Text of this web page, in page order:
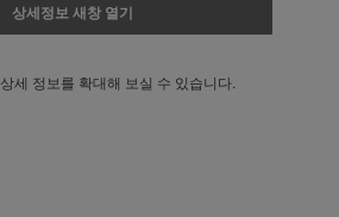
상세정보 새창 열기
상세 정보를 확대해 보실 수 있습니다.